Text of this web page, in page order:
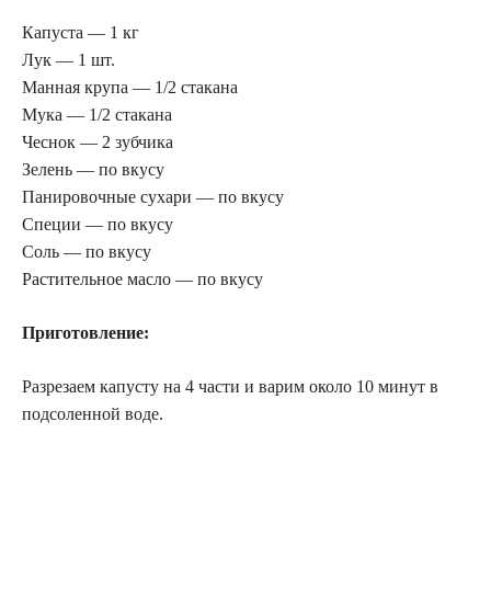
Капуста — 1 кг
Лук — 1 шт.
Манная крупа — 1/2 стакана
Мука — 1/2 стакана
Чеснок — 2 зубчика
Зелень — по вкусу
Панировочные сухари — по вкусу
Специи — по вкусу
Соль — по вкусу
Растительное масло — по вкусу
Приготовление:
Разрезаем капусту на 4 части и варим около 10 минут в
подсоленной воде.